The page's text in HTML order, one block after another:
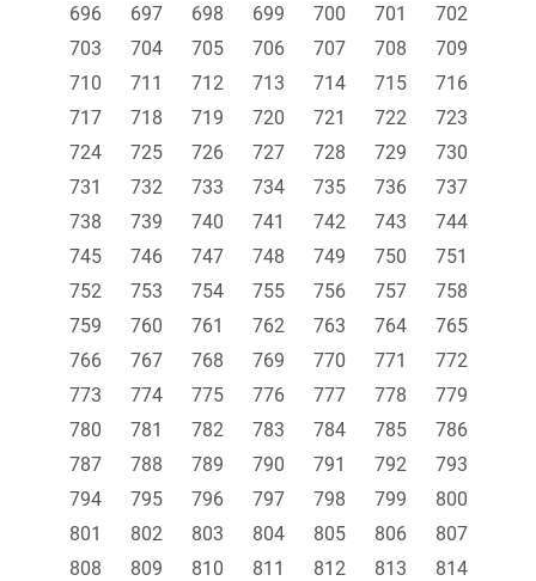
696
697 698 699 700 701
702
703
704 705 706 707 708
709
710
711 712 713 714 715
716
717
718 719 720 721 722
723
724
725 726 727 728 729
730
731
732 733 734 735 736
737
738
739 740 741 742 743
744
745
746 747 748 749 750
751
752
753 754 755 756 757
758
759
760 761 762 763 764
765
766
767 768 769 770 771
772
773
774 775 776 777 778
779
780
781 782 783 784 785
786
787
788 789 790 791 792
793
794
795 796 797 798 799
800
801
802 803 804 805 806
807
808
809 810 811 812 813
814